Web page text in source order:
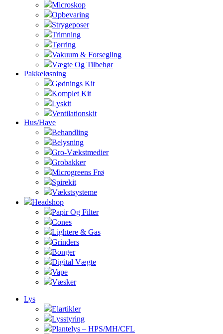
Microskop
Opbevaring
Strygeposer
Trimning
Tørring
Vakuum & Forsegling
Vægte Og Tilbehør
Pakkeløsning
Gødnings Kit
Komplet Kit
Lyskit
Ventilationskit
Hus/Have
Behandling
Belysning
Gro-Vækstmedier
Grobakker
Microgreens Frø
Spirekit
Vækstsysteme
Headshop
Papir Og Filter
Cones
Lightere & Gas
Grinders
Bonger
Digital Vægte
Vape
Væsker
Lys
Elartikler
Lysstyring
Plantelys – HPS/MH/CFL